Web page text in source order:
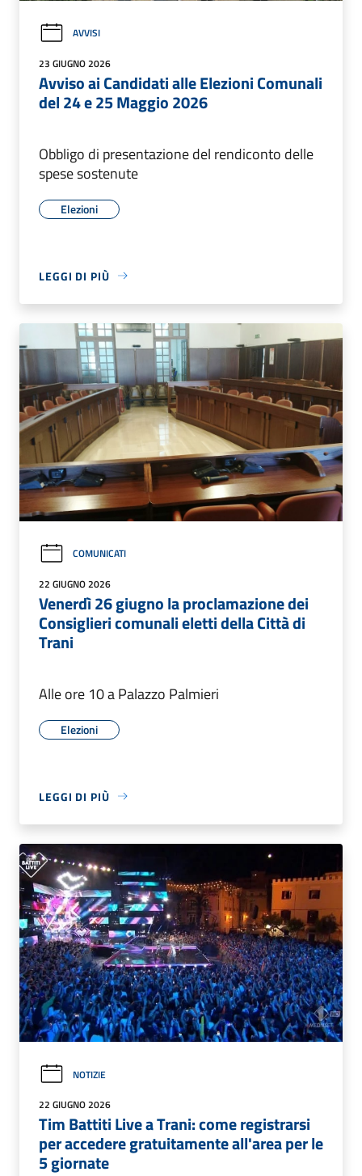
AVVISI
23 GIUGNO 2026
Avviso ai Candidati alle Elezioni Comunali
del 24 e 25 Maggio 2026
Obbligo di presentazione del rendiconto delle
spese sostenute
Elezioni
LEGGI DI PIÙ
COMUNICATI
22 GIUGNO 2026
Venerdì 26 giugno la proclamazione dei
Consiglieri comunali eletti della Città di
Trani
Alle ore 10 a Palazzo Palmieri
Elezioni
LEGGI DI PIÙ
NOTIZIE
22 GIUGNO 2026
Tim Battiti Live a Trani: come registrarsi
per accedere gratuitamente all'area per le
5 giornate